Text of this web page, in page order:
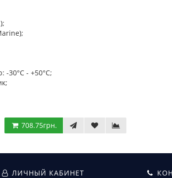
30°C - +50°C;
708.75грн.
ЛИЧНЫЙ КАБИНЕТ